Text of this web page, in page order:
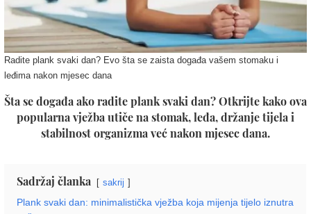
Radite plank svaki dan? Evo šta se zaista događa vašem stomaku i
leđima nakon mjesec dana
Šta se događa ako radite plank svaki dan? Otkrijte kako ova
popularna vježba utiče na stomak, leđa, držanje tijela i
stabilnost organizma već nakon mjesec dana.
Sadržaj članka sakrij
Plank svaki dan: minimalistička vježba koja mijenja tijelo iznutra